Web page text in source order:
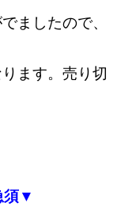
ましたので、
ます。売り切
須▼